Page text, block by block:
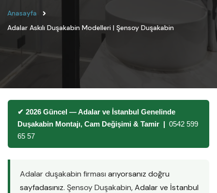
Anasayfa
Adalar Askılı Duşakabin Modelleri | Şensoy Duşakabin
✔ 2026 Güncel — Adalar ve İstanbul Genelinde
Duşakabin Montajı, Cam Değişimi & Tamir | 0542 599
65 57
Adalar duşakabin firması arıyorsanız doğru
sayfadasınız. Şensoy Duşakabin, Adalar ve İstanbul